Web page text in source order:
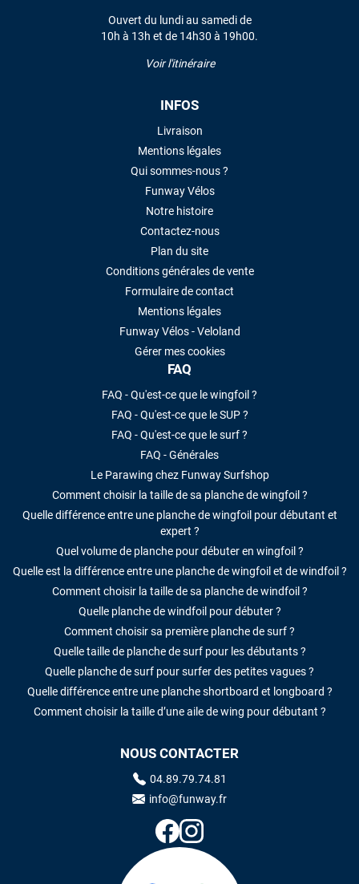
Ouvert du lundi au samedi de
10h à 13h et de 14h30 à 19h00.
Voir l'itinéraire
INFOS
Livraison
Mentions légales
Qui sommes-nous ?
Funway Vélos
Notre histoire
Contactez-nous
Plan du site
Conditions générales de vente
Formulaire de contact
Mentions légales
Funway Vélos - Veloland
Gérer mes cookies
FAQ
FAQ - Qu'est-ce que le wingfoil ?
FAQ - Qu'est-ce que le SUP ?
FAQ - Qu'est-ce que le surf ?
FAQ - Générales
Le Parawing chez Funway Surfshop
Comment choisir la taille de sa planche de wingfoil ?
Quelle différence entre une planche de wingfoil pour débutant et
expert ?
Quel volume de planche pour débuter en wingfoil ?
Quelle est la différence entre une planche de wingfoil et de windfoil ?
Comment choisir la taille de sa planche de windfoil ?
Quelle planche de windfoil pour débuter ?
Comment choisir sa première planche de surf ?
Quelle taille de planche de surf pour les débutants ?
Quelle planche de surf pour surfer des petites vagues ?
Quelle différence entre une planche shortboard et longboard ?
Comment choisir la taille d’une aile de wing pour débutant ?
NOUS CONTACTER
04.89.79.74.81
info@funway.fr